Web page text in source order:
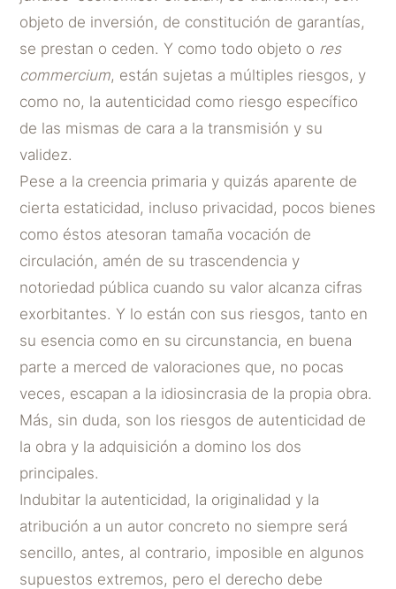
objeto de inversión, de constitución de garantías,
se prestan o ceden. Y como todo objeto o res
commercium, están sujetas a múltiples riesgos, y
como no, la autenticidad como riesgo específico
de las mismas de cara a la transmisión y su
validez.
Pese a la creencia primaria y quizás aparente de
cierta estaticidad, incluso privacidad, pocos bienes
como éstos atesoran tamaña vocación de
circulación, amén de su trascendencia y
notoriedad pública cuando su valor alcanza cifras
exorbitantes. Y lo están con sus riesgos, tanto en
su esencia como en su circunstancia, en buena
parte a merced de valoraciones que, no pocas
veces, escapan a la idiosincrasia de la propia obra.
Más, sin duda, son los riesgos de autenticidad de
la obra y la adquisición a domino los dos
principales.
Indubitar la autenticidad, la originalidad y la
atribución a un autor concreto no siempre será
sencillo, antes, al contrario, imposible en algunos
supuestos extremos, pero el derecho debe